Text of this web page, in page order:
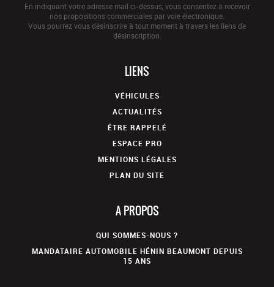
En indiquant votre adresse mail ci-dessus, vous consentez à recevoir
nos propositions commerciales par voie électronique.
Vous pourrez vous désinscrire à tout moment à travers les liens de
désinscription.
LIENS
VÉHICULES
ACTUALITÉS
ÊTRE RAPPELÉ
ESPACE PRO
MENTIONS LÉGALES
PLAN DU SITE
A PROPOS
QUI SOMMES-NOUS ?
MANDATAIRE AUTOMOBILE HÉNIN BEAUMONT DEPUIS
15 ANS